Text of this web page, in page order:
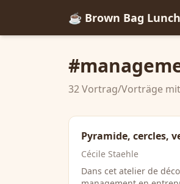
☕ Brown Bag Lunch
32 Vortrag/Vorträge
Pyramide, cercles,
Cécile Staehle
Dans cet atelier de